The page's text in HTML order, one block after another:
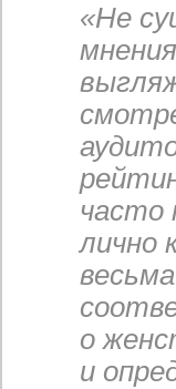
«Не
часто
лично
о
и